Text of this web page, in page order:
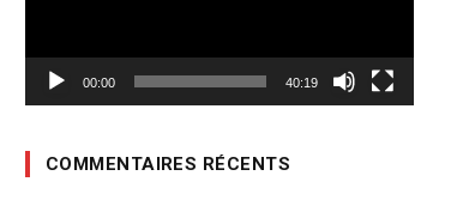
00:00 40:19
COMMENTAIRES RÉCENTS